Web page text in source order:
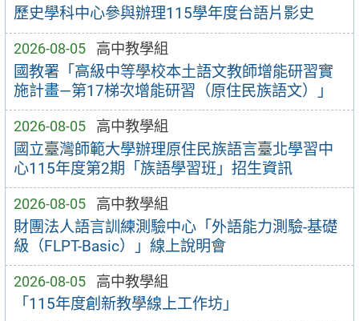
歷史學科中心參與辦理115學年度台語片影史
2026-08-05 高中教學組
國教署「高級中等學校本土語文教師增能研習實
施計畫—第17梯次增能研習（原住民族語文）」
2026-08-05 高中教學組
國立臺灣師範大學辦理原住民族語言臺北學習中
心115年度第2期「族語學習班」招生資訊
2026-08-05 高中教學組
財團法人語言訓練測驗中心「外語能力測驗-基礎
級（FLPT-Basic）」線上說明會
2026-08-05 高中教學組
「115年度創新教學線上工作坊」